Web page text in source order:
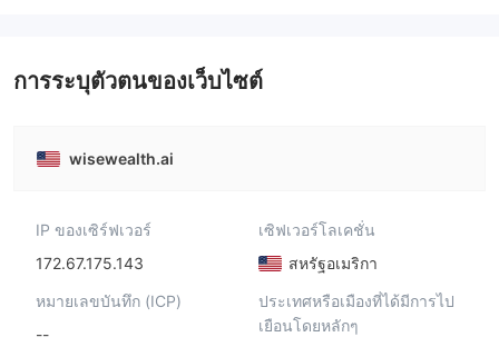
การระบุตัวตนของเว็บไซต์
wisewealth.ai
IP ของเซิร์ฟเวอร์
172.67.175.143
เซิฟเวอร์โลเคชั่น
สหรัฐอเมริกา
หมายเลขบันทึก (ICP)
--
ประเทศหรือเมืองที่ได้มีการไป
เยือนโดยหลักๆ